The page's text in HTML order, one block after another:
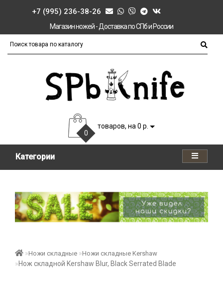
+7 (995) 236-38-26
Магазин ножей - Доставка по СПб и России
0
товаров, на 0 р.
Категории
Ножи складные Ножи складные Kershaw
Нож складной Kershaw Blur, Black Serrated Blade